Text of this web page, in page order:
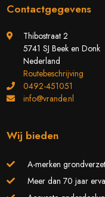
Contactgegevens
Thibostraat 2
5741 SJ Beek en Donk
Nederland
Routebeschrijving
0492-451051
info@vrande.nl
Wij bieden
A-merken
Meer dan 70 jaar